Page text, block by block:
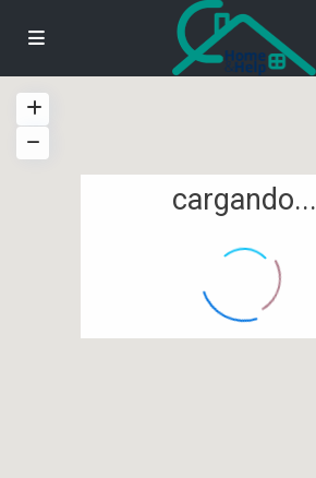
cargando...